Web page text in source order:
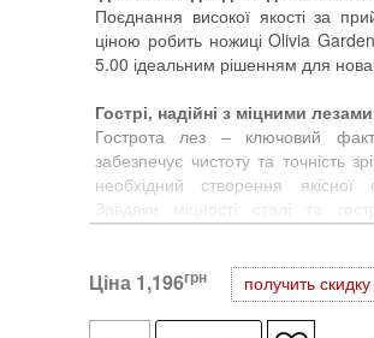
Поєднання високої якості за
ціною робить ножиці Olivia
5.00 ідеальним рішенням для
Гострі, надійні з міцними лезами
Гострота лез – ключовий
забезпечує чистоту та точність
необхідний створення якісної
Завдяки міцності сталі та
ножиці Олівія Гарден ідеально
Високоякісні опуклі леза для
точного зрізу
Ціна 1,196грн получить скидку